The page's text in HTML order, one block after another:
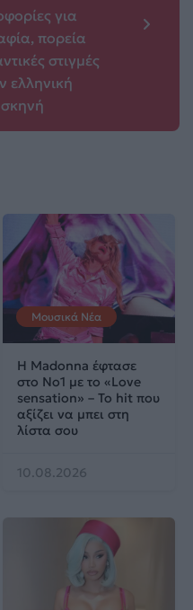
για
πορεία
στιγμές
ελληνική
Μουσικά Νέα
Η Madonna έφτασε
στο No1 με το «Love
sensation» – Το hit που
αξίζει να μπει στη
λίστα σου
10.08.2026